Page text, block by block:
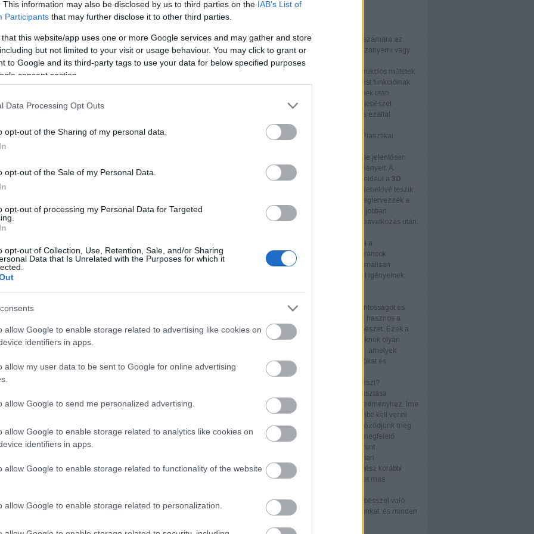
This information may also be disclosed by us to third parties on the IAB’s List of
Participants that may further disclose it to other third parties.
that this website/app uses one or more Google services and may gather and store
but not limited to your visit or usage behaviour. You may click to grant or
to Google and its third-party tags to use your data for below specified purposes
consent section.
Data Processing Opt Outs
opt-out of the Sharing of my personal data.
opt-out of the Sale of my Personal Data.
opt-out of processing my Personal Data for Targeted
opt-out of Collection, Use, Retention, Sale, and/or Sharing
Data that Is Unrelated with the Purposes for which it
allow Google to enable storage related to advertising like cookies on
identifiers in apps.
allow my user data to be sent to Google for online advertising
allow Google to send me personalized advertising.
allow Google to enable storage related to analytics like cookies on
identifiers in apps.
allow Google to enable storage related to functionality of the website
allow Google to enable storage related to personalization.
jogi felelősség.
Amikor a CMO nem tudja a „mit hozott ez az 5
hihető bizonyítékkal megválaszolni, a marketing
amelyet le lehet vágni. A felépülés évekbe telik.
és a
az
összetéveszti a süti megszüntetést
böngésző-korlátozások a
az
kell
a „helyes
Nincs egyetlen igazságforrás;
irányítási hiba
hogy a marketing mérését egy megfigyelési
eredménnyel.
Önbizalom növelése
: Sok ember számára az
esztétikai beavatkozás segíthet visszanyerni vagy
növelni önbizalmukat.
: A rekonstrukciós műtétek
esetében a beavatkozások célja a test funkcióinak
visszaállítása, például égési sérülések után.
Esztétikai javulás
: Az esztétikai sebészet
javíthatja a páciens megjelenését és ezáltal
életminőségét.
A Modern Technológiák Szerepe a Plasztikai
Az elmúlt évek technológiai fejlődése jelentősen
javította a plasztikai sebészet eredményeit. A
modern képalkotó eszközök, mint például a 3D
, lehetővé teszik
a sebészek számára, hogy előre megtervezzék a
műtét eredményeit, így a páciensek jobban
megérthetik, mire számíthatnak a beavatkozás után.
A lézeres sebészet forradalmasította a
bőrfeszesítést, a hegkorrekciót és a ráncok
eltüntetését. Ezek az eljárások minimálisan
invazívak, és rövidebb felépülési időt igényelnek,
A robotikával támogatott műtétek pontosságot és
precíziót kínálnak, amely különösen hasznos a
kényes eljárásoknál, mint az arcsebészet. Ezek a
technológiák segíthetnek a sebészeknek olyan
precíz műtéti mozdulatokat végezni, amelyek
csökkentik a műtét utáni komplikációkat és
gyorsítják a felépülést.
Hogyan Válasszunk Plasztikai Sebészt?
A megfelelő plasztikai sebész kiválasztása
elengedhetetlen a sikeres műtéti eredményhez. Íme
néhány szempont, amelyet figyelembe kell venni:
Képesítések és tapasztalat
: Győződjünk meg
arról, hogy a sebész rendelkezik a megfelelő
képzettséggel és engedéllyel, valamint
tapasztalattal az adott beavatkozásban.
Referenciák
: Nézzünk utána a sebész korábbi
munkáinak, olvassunk véleményeket más
Kommunikáció
: Fontos, hogy a sebésszel való
konzultáció során jól érezzük magunkat, és minden